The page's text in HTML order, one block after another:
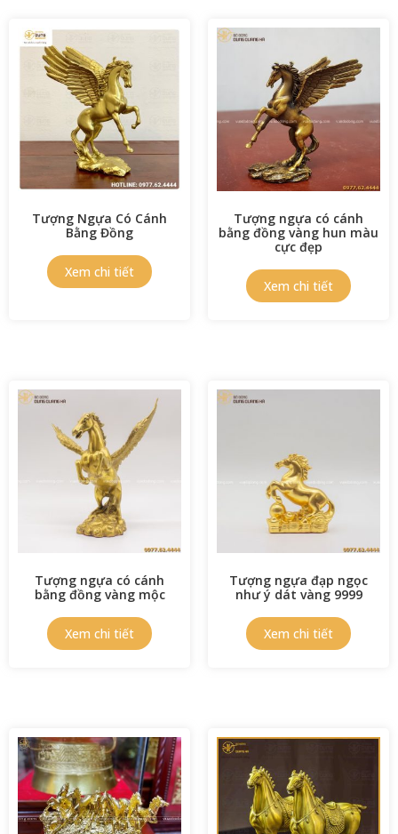
Tượng Ngựa Có Cánh
Bằng Đồng
Tượng ngựa có cánh
bằng đồng vàng hun màu
cực đẹp
Tượng ngựa có cánh
bằng đồng vàng mộc
Tượng ngựa đạp ngọc
như ý dát vàng 9999